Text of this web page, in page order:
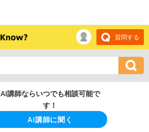
質問する
AI講師ならいつでも相談可能で
す！
AI講師に聞く